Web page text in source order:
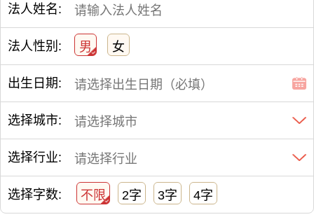
经》《本草纲目》中有很多象征生命力的词汇，像“颐养”、
“康源”、“润生”等字词都可以作为起名的基础。
实用的起名策略
实际操作中，我们可以先整理出一批高频认可的汉字，例如
“康、养、源、润、颐、健、宁、和”等，这些字既能表达健康
理念，又符合大众心理预期。然后进行组合测试，看看哪些
搭配读起来顺畅、看起来美观、含义积极。最后再通过音、
案。
从经典中寻找灵感
中医讲究阴阳平衡、五行调和，这种理念也可以融入到公司
命名中。比如“颐”字代表的是安养、保养，“润”则象征滋养、
法人姓名:
法人性别: 男 女
出生日期:
选择城市:
选择行业:
选择字数: 不限 2字 3字 4字